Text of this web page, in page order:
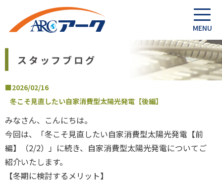
スタッフブログ
■2026/02/16
冬こそ見直したい自家消費型太陽光発電【後編】
みなさん、こんにちは。
今回は、「冬こそ見直したい自家消費型太陽光発電【前
編】（2/2）」に続き、自家消費型太陽光発電についてご
紹介いたします。
【冬期に検討するメリット】